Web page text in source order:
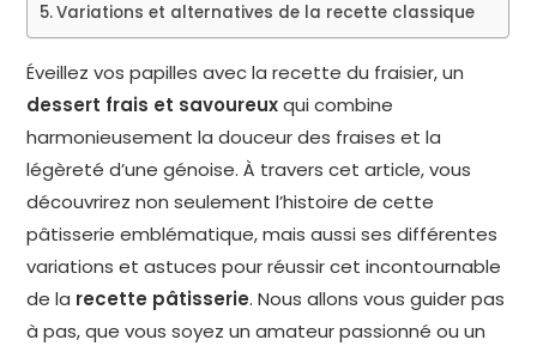
Variations et alternatives de la recette classique
Éveillez vos papilles avec la recette du fraisier, un
dessert frais et savoureuxqui combine
harmonieusement la douceur des fraises et la
légèreté d’une génoise. À travers cet article, vous
découvrirez non seulement l’histoire de cette
pâtisserie emblématique, mais aussi ses différentes
variations et astuces pour réussir cet incontournable
de la recette pâtisserie. Nous allons vous guider pas
à pas, que vous soyez un amateur passionné ou un